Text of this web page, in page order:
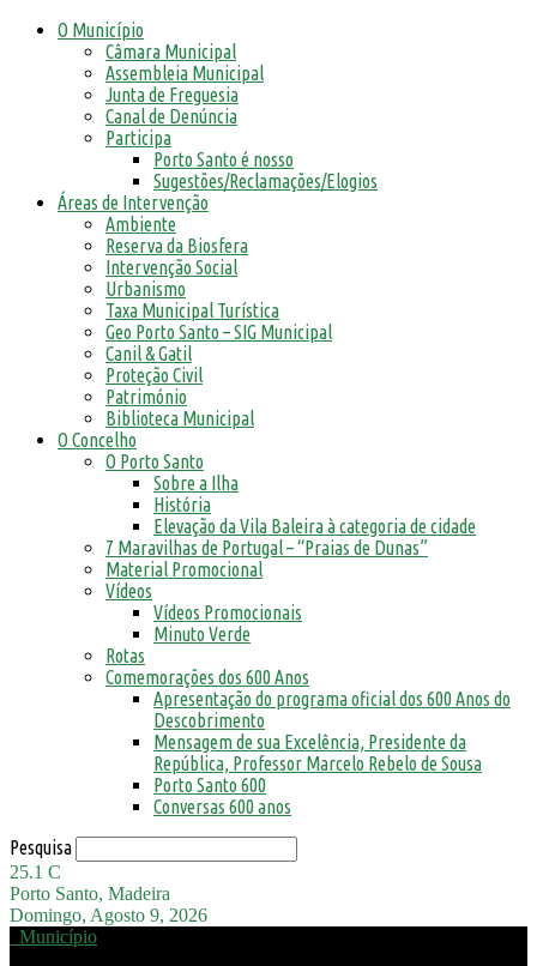
O Município
Câmara Municipal
Assembleia Municipal
Junta de Freguesia
Canal de Denúncia
Participa
Porto Santo é nosso
Sugestões/Reclamações/Elogios
Áreas de Intervenção
Ambiente
Reserva da Biosfera
Intervenção Social
Urbanismo
Taxa Municipal Turística
Geo Porto Santo – SIG Municipal
Canil & Gatil
Proteção Civil
Património
Biblioteca Municipal
O Concelho
O Porto Santo
Sobre a Ilha
História
Elevação da Vila Baleira à categoria de cidade
7 Maravilhas de Portugal – “Praias de Dunas”
Material Promocional
Vídeos
Vídeos Promocionais
Minuto Verde
Rotas
Comemorações dos 600 Anos
Apresentação do programa oficial dos 600 Anos do
Descobrimento
Mensagem de sua Excelência, Presidente da
República, Professor Marcelo Rebelo de Sousa
Porto Santo 600
Conversas 600 anos
Pesquisa
25.1 C
Porto Santo, Madeira
Domingo, Agosto 9, 2026
Município